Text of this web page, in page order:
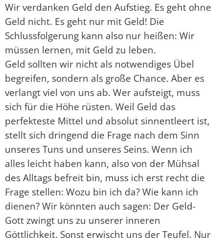
Wir verdanken Geld den Aufstieg. Es geht ohne
Geld nicht. Es geht nur mit Geld! Die
Schlussfolgerung kann also nur heißen: Wir
müssen lernen, mit Geld zu leben.
Geld sollten wir nicht als notwendiges Übel
begreifen, sondern als große Chance. Aber es
verlangt viel von uns ab. Wer aufsteigt, muss
sich für die Höhe rüsten. Weil Geld das
perfekteste Mittel und absolut sinnentleert ist,
stellt sich dringend die Frage nach dem Sinn
unseres Tuns und unseres Seins. Wenn ich
alles leicht haben kann, also von der Mühsal
des Alltags befreit bin, muss ich erst recht die
Frage stellen: Wozu bin ich da? Wie kann ich
dienen? Wir könnten auch sagen: Der Geld-
Gott zwingt uns zu unserer inneren
Göttlichkeit. Sonst erwischt uns der Teufel. Nur